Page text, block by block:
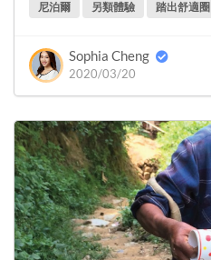
尼泊爾 另類體驗 踏出舒適圈
Sophia Cheng
2020/03/20